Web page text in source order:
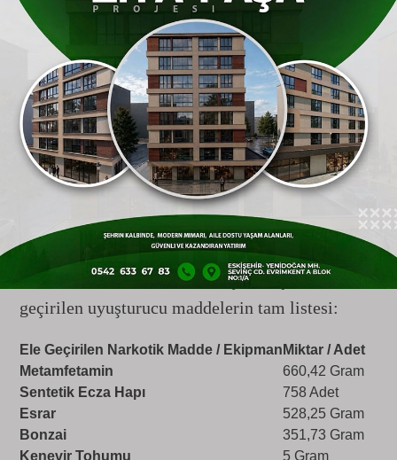
Sokakları Zehirleyecek Maddelere El
Konuldu
Zehir tacirlerinin ev, araç ve üst aramalarında ele
geçirilen uyuşturucu maddelerin çeşitliliği ve
miktarı, operasyonun kentin huzuru açısından ne
kadar kritik olduğunu bir kez daha kanıtladı.
Özellikle laboratuvar ortamında üretilen ve
ölümcül etkileri olan metamfetamin ile bonzai
miktarının yüksekliği dikkat çekti. İşte ele
geçirilen uyuşturucu maddelerin tam listesi:
Ele Geçirilen Narkotik Madde / Ekipman Miktar / Adet
Metamfetamin
660,42 Gram
Sentetik Ecza Hapı
758 Adet
Esrar
528,25 Gram
Bonzai
351,73 Gram
Kenevir Tohumu
5 Gram